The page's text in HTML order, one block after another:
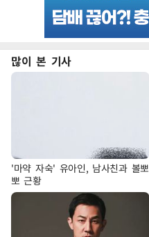
많이 본 기사
'마약 자숙' 유아인, 남사친과 볼뽀
뽀 근황